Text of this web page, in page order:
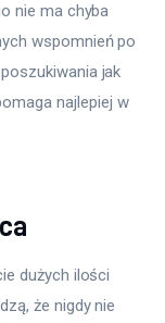
nie ma chyba
wspomnień po
jak
najlepiej w
dużych ilości
że nigdy nie